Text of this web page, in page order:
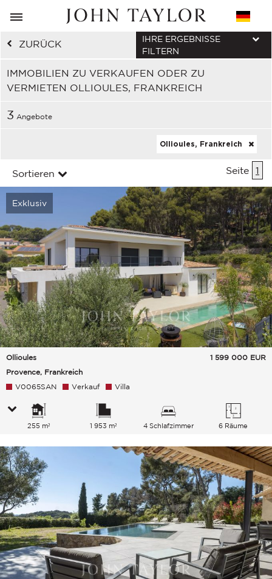
ZURÜCK
IMMOBILIEN ZU VERKAUFEN ODER ZU
VERMIETEN OLLIOULES, FRANKREICH
IHRE ERGEBNISSE
FILTERN
3 Angebote
Ollioules, Frankreich
Sortieren Seite 1
Exklusiv
Ollioules
Provence, Frankreich
1 599 000 EUR
V0065SAN Verkauf Villa
255 m² 1 953 m² 4 Schlafzimmer 6 Räume